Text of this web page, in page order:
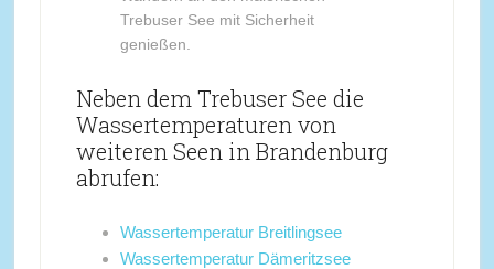
Trebuser See mit Sicherheit
genießen.
Neben dem Trebuser See die
Wassertemperaturen von
weiteren Seen in Brandenburg
abrufen:
Wassertemperatur Breitlingsee
Wassertemperatur Dämeritzsee